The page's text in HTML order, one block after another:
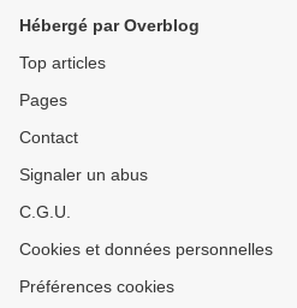
Hébergé par Overblog
Top articles
Pages
Contact
Signaler un abus
C.G.U.
Cookies et données personnelles
Préférences cookies